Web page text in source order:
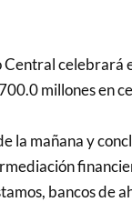
celebrará
millones en
la mañana y
bancos de